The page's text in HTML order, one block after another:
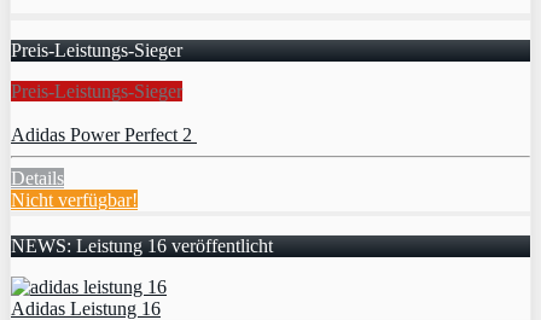
Preis-Leistungs-Sieger
Preis-Leistungs-Sieger
Adidas Power Perfect 2
Details
Nicht verfügbar!
NEWS: Leistung 16 veröffentlicht
Adidas Leistung 16